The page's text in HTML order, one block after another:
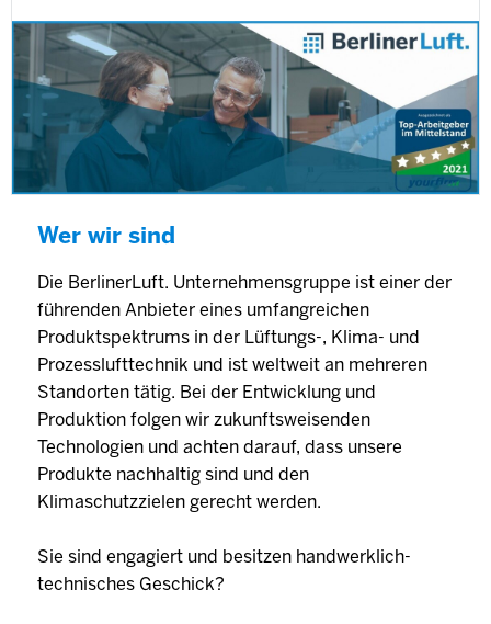
Wer wir sind
Die BerlinerLuft. Unternehmensgruppe ist einer der
führenden Anbieter eines umfangreichen
Produktspektrums in der Lüftungs-, Klima- und
Prozesslufttechnik und ist weltweit an mehreren
Standorten tätig. Bei der Entwicklung und
Produktion folgen wir zukunftsweisenden
Technologien und achten darauf, dass unsere
Produkte nachhaltig sind und den
Klimaschutzzielen gerecht werden.
Sie sind engagiert und besitzen handwerklich-
technisches Geschick?